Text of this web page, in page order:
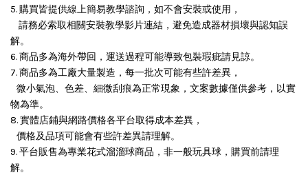
5. 購買皆提供線上簡易教學諮詢，如不會安裝或使用，
請務必索取相關安裝教學影片連結，避免造成器材損壞與認知誤
解。
6. 商品多為海外帶回，運送過程可能導致包裝瑕疵請見諒。
7. 商品多為工廠大量製造，每一批次可能有些許差異，
微小氣泡、色差、細微刮痕為正常現象，文案數據僅供參考，以實
物為準。
8. 實體店鋪與網路價格各平台取得成本差異，
價格及品項可能會有些許差異請理解。
9. 平台販售為專業花式溜溜球商品，非一般玩具球，購買前請理
解。